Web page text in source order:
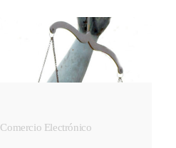
Comercio Electrónico